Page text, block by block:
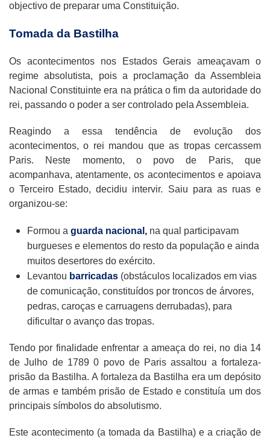
objectivo de preparar uma Constituição.
Tomada da Bastilha
Os acontecimentos nos Estados Gerais ameaçavam o
regime absolutista, pois a proclamação da Assembleia
Nacional Constituinte era na prática o fim da autoridade do
rei, passando o poder a ser controlado pela Assembleia.
Reagindo a essa tendência de evolução dos
acontecimentos, o rei mandou que as tropas cercassem
Paris. Neste momento, o povo de Paris, que
acompanhava, atentamente, os acontecimentos e apoiava
o Terceiro Estado, decidiu intervir. Saiu para as ruas e
organizou-se:
Formou a guarda nacional, na qual participavam
burgueses e elementos do resto da população e ainda
muitos desertores do exército.
Levantou barricadas (obstáculos localizados em vias
de comunicação, constituídos por troncos de árvores,
pedras, caroças e carruagens derrubadas), para
dificultar o avanço das tropas.
Tendo por finalidade enfrentar a ameaça do rei, no dia 14
de Julho de 1789 0 povo de Paris assaltou a fortaleza-
prisão da Bastilha. A fortaleza da Bastilha era um depósito
de armas e também prisão de Estado e constituía um dos
principais símbolos do absolutismo.
Este acontecimento (a tomada da Bastilha) e a criação de